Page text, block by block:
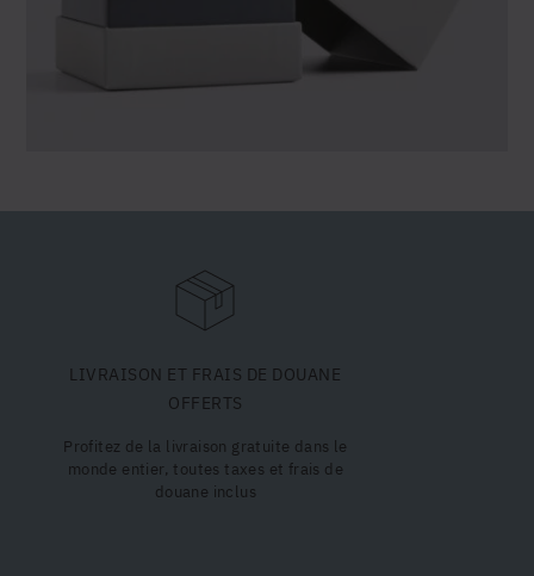
LIVRAISON ET FRAIS DE DOUANE
OFFERTS
Profitez de la livraison gratuite dans le
monde entier, toutes taxes et frais de
douane inclus